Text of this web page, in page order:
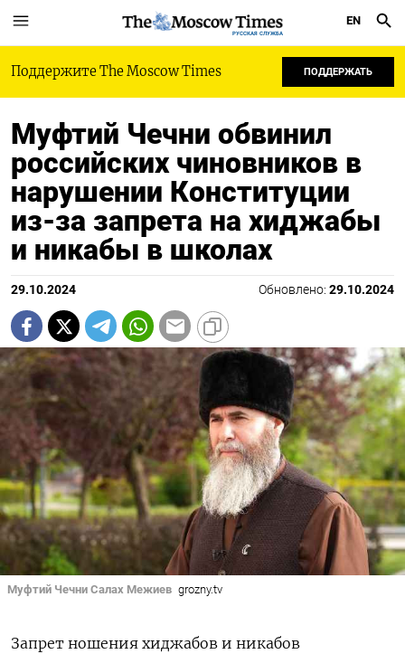
РУССКАЯ СЛУЖБА
EN
Поддержите The Moscow Times ПОДДЕРЖАТЬ
Муфтий Чечни обвинил
российских чиновников в
нарушении Конституции
из-за запрета на хиджабы
и никабы в школах
29.10.2024 Обновлено: 29.10.2024
Муфтий Чечни Салах Межиев grozny.tv
Запрет ношения хиджабов и никабов